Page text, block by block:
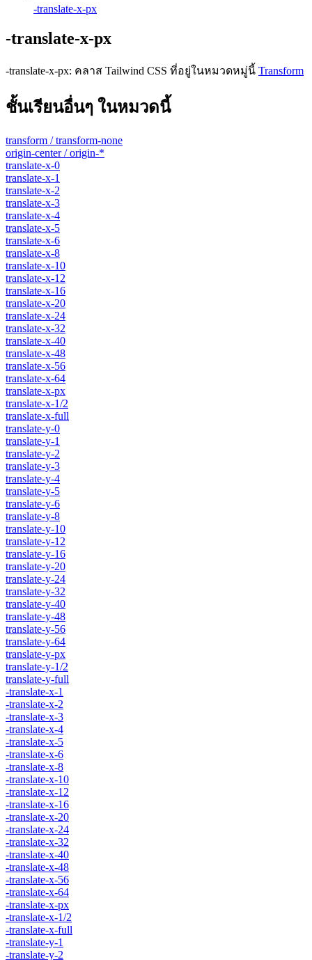
-translate-x-px
-translate-x-px
-translate-x-px: คลาส Tailwind CSS ที่อยู่ในหมวดหมู่นี้ Transform
ชั้นเรียนอื่นๆ ในหมวดนี้
transform / transform-none
origin-center / origin-*
translate-x-0
translate-x-1
translate-x-2
translate-x-3
translate-x-4
translate-x-5
translate-x-6
translate-x-8
translate-x-10
translate-x-12
translate-x-16
translate-x-20
translate-x-24
translate-x-32
translate-x-40
translate-x-48
translate-x-56
translate-x-64
translate-x-px
translate-x-1/2
translate-x-full
translate-y-0
translate-y-1
translate-y-2
translate-y-3
translate-y-4
translate-y-5
translate-y-6
translate-y-8
translate-y-10
translate-y-12
translate-y-16
translate-y-20
translate-y-24
translate-y-32
translate-y-40
translate-y-48
translate-y-56
translate-y-64
translate-y-px
translate-y-1/2
translate-y-full
-translate-x-1
-translate-x-2
-translate-x-3
-translate-x-4
-translate-x-5
-translate-x-6
-translate-x-8
-translate-x-10
-translate-x-12
-translate-x-16
-translate-x-20
-translate-x-24
-translate-x-32
-translate-x-40
-translate-x-48
-translate-x-56
-translate-x-64
-translate-x-px
-translate-x-1/2
-translate-x-full
-translate-y-1
-translate-y-2